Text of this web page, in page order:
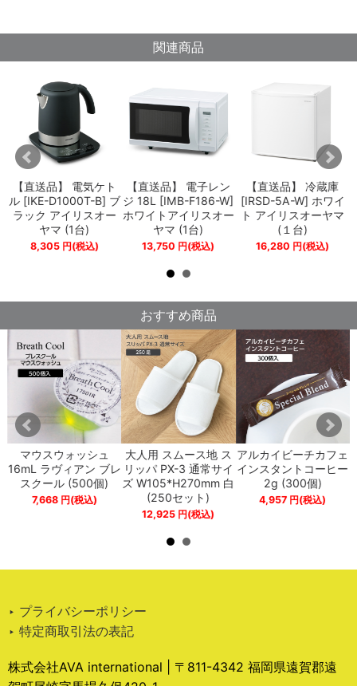
関連商品
【直送品】 電気ケト
ル [IKE-D1000T-B] ブ
ラック アイリスオー
ヤマ (1台)
8,305円(税込)
【直送品】 電子レン
ジ 18L [IMB-F186-W]
ホワイトアイリスオー
ヤマ (1台)
13,750 円(税込)
【直送品】 冷蔵庫
[IRSD-5A-W] ホワイ
ト アイリスオーヤマ
(１台)
16,280 円(税込)
おすすめ商品
マウスウォッシュ
16mL ラヴィアン ブレ
スクール (500個)
7,668円(税込)
大人用 スムース地 ス
リッパ PX-3 通常サイ
ズ W105*H270mm 白
(250セット)
12,925 円(税込)
アルカイビーチカフェ
インスタントコーヒー
2g (300個)
4,957 円(税込)
‣ プライバシーポリシー
‣ 特定商取引法の表記
株式会社AVA international | 〒811-4342 福岡県遠賀郡遠